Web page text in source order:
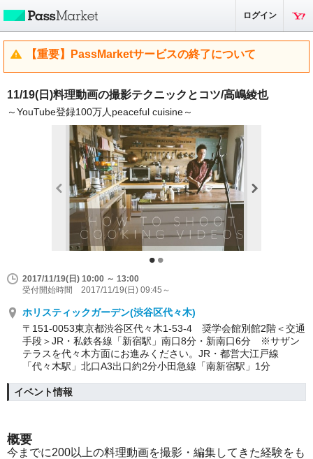
ログイン
【重要】PassMarketサービスの終了について
11/19(日)料理動画の撮影テクニックとコツ/高嶋綾也
～YouTube登録100万人peaceful cuisine～
2017/11/19(日) 10:00 ～ 13:00
受付開始時間 2017/11/19(日) 09:45～
ホリスティックガーデン(渋谷区代々木)
〒151-0053東京都渋谷区代々木1-53-4 奨学会館別館2階＜交通
手段＞JR・私鉄各線「新宿駅」南口8分・新南口6分 ※サザン
テラスを代々木方面にお進みください。JR・都営大江戸線
「代々木駅」北口A3出口約2分小田急線「南新宿駅」1分
イベント情報
概要
今までに200以上の料理動画を撮影・編集してきた経験をも